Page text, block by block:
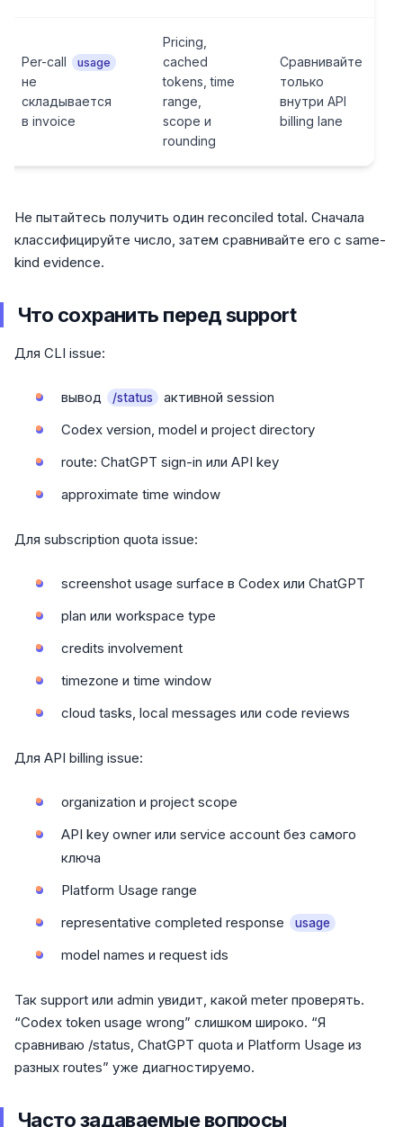
Per-call usage
не
складывается
в invoice
Pricing,
cached
tokens, time
range,
scope и
rounding
Сравнивайте
только
внутри API
billing lane
Не пытайтесь получить один reconciled total. Сначала
классифицируйте число, затем сравнивайте его с same-
kind evidence.
Что сохранить перед support
Для CLI issue:
вывод /status
активной session
Codex version, model и project directory
route: ChatGPT sign-in или API key
approximate time window
Для subscription quota issue:
screenshot usage surface в Codex или ChatGPT
plan или workspace type
credits involvement
timezone и time window
cloud tasks, local messages или code reviews
Для API billing issue:
organization и project scope
API key owner или service account без самого
ключа
Platform Usage range
representative completed response
usage
model names и request ids
Так support или admin увидит, какой meter проверять.
“Codex token usage wrong” слишком широко. “Я
сравниваю /status, ChatGPT quota и Platform Usage из
разных routes” уже диагностируемо.
Часто задаваемые вопросы